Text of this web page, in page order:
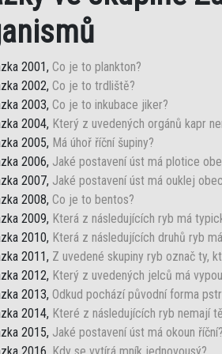
2001, Co je to plankton?
2002, Co je to trdliště?
2003, Co je to inkubace jiker?
2004, Který z uvedených orgánů kapr
2005, Má úhoř říční šupiny?
2006, Jaké postavení úst má plotice
2007, Jaké postavení úst má ouklej
2008, Co je to bentos?
2009, Která z následujících ryb má
2010, Která z následujících druhů ryb
2011, Z uvedené skupiny ryb označ ty,
2012, Který z uvedených jelců má
2013, Odkud pochází původní forma
2014, Které z následujících ryb nemají
2015, Jaké postavení úst má okoun